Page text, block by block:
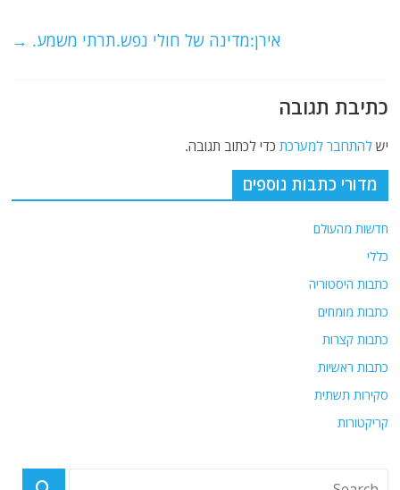
o
אירן:מדינה של חולי נפש.תרתי משמע. →
כתיבת תגובה
ישלהתחבר למערכת כדי לכתוב תגובה.
מדורי כתבות נוספים
חדשות מהעולם
כללי
כתבות היסטוריה
כתבות מומחים
כתבות קצרות
כתבות ראשיות
סקירות תשתית
קריקטורות